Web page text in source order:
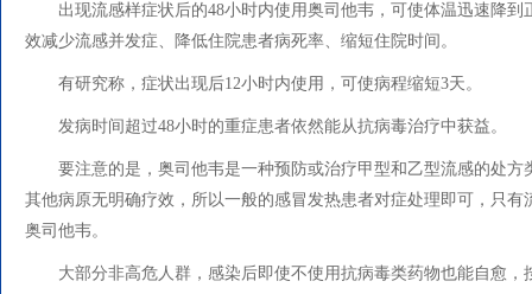
出现流感样症状后的48小时内使用奥司他韦，可使体温迅速降
效减少流感并发症、降低住院患者病死率、缩短住院时间。
有研究称，症状出现后12小时内使用，可使病程缩短3天。
发病时间超过48小时的重症患者依然能从抗病毒治疗中获益。
要注意的是，奥司他韦是一种预防或治疗甲型和乙型流感的处
其他病原无明确疗效，所以一般的感冒发热患者对症处理即可，只
奥司他韦。
大部分非高危人群，感染后即使不使用抗病毒类药物也能自愈